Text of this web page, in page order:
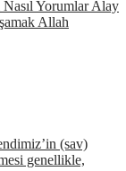
Nasıl Yorumlar Alay
Allah
(sav)
genellikle,